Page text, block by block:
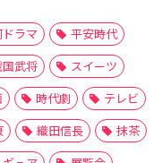
ラマ
平安時代
武将
スイーツ
時代劇
テレビ
織田信長
抹茶